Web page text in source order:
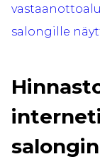
salongille
salongin